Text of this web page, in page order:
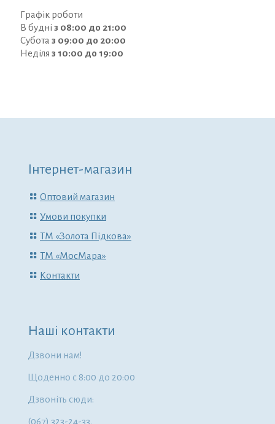
Графік роботи
В будні з 08:00 до 21:00
Субота з 09:00 до 20:00
Неділя з 10:00 до 19:00
Інтернет-магазин
Оптовий магазин
Умови покупки
ТМ «Золота Підкова»
ТМ «МосМара»
Контакти
Наші контакти
Дзвони нам!
Щоденно с 8:00 до 20:00
Дзвоніть сюди:
(067) 323-24-33,